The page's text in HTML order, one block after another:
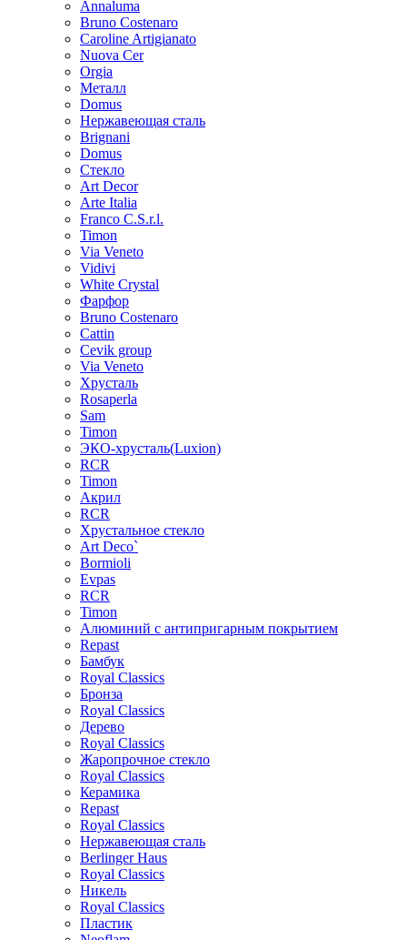
Annaluma
Bruno Costenaro
Caroline Artigianato
Nuova Cer
Orgia
Металл
Domus
Нержавеющая сталь
Brignani
Domus
Стекло
Art Decor
Arte Italia
Franco C.S.r.l.
Timon
Via Veneto
Vidivi
White Crystal
Фарфор
Bruno Costenaro
Cattin
Cevik group
Via Veneto
Хрусталь
Rosaperla
Sam
Timon
ЭКО-хрусталь(Luxion)
RCR
Timon
Акрил
RCR
Хрустальное стекло
Art Deco`
Bormioli
Evpas
RCR
Timon
Алюминий с антипригарным покрытием
Repast
Бамбук
Royal Classics
Бронза
Royal Classics
Дерево
Royal Classics
Жаропрочное стекло
Royal Classics
Керамика
Repast
Royal Classics
Нержавеющая сталь
Berlinger Haus
Royal Classics
Никель
Royal Classics
Пластик